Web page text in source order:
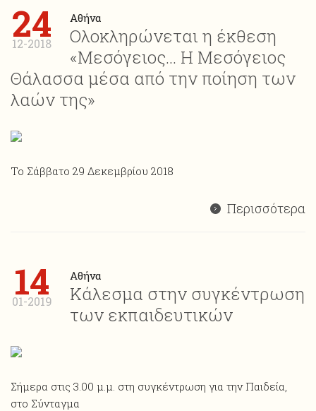
24
12-2018
Αθήνα
Ολοκληρώνεται η έκθεση
«Μεσόγειος… Η Μεσόγειος
Θάλασσα μέσα από την ποίηση των
λαών της»
Το Σάββατο 29 Δεκεμβρίου 2018
Περισσότερα
14
01-2019
Αθήνα
Κάλεσμα στην συγκέντρωση
των εκπαιδευτικών
Σήμερα στις 3.00 μ.μ. στη συγκέντρωση για την Παιδεία,
στο Σύνταγμα